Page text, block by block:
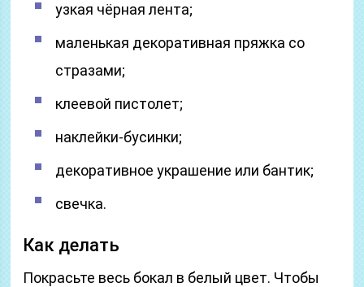
узкая чёрная лента;
маленькая декоративная пряжка со
стразами;
клеевой пистолет;
наклейки-бусинки;
декоративное украшение или бантик;
свечка.
Как делать
Покрасьте весь бокал в белый цвет. Чтобы